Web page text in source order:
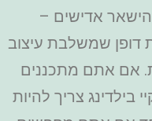
אדישים –
דופן שמשלבת עיצוב
אם אתם מתכננים
בילדינג צריך להיות